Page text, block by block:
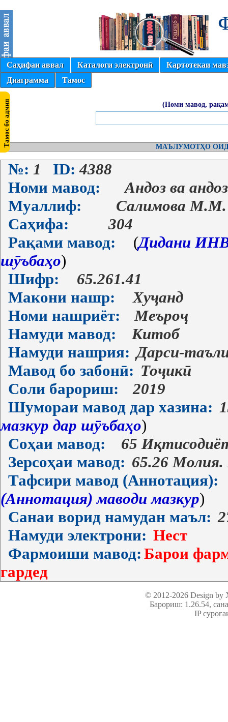
Саҳифаи аввал Каталоги электронӣ
Картотекаи
Диаграмма
Тамос
(Номи мавод,
МАЪЛУМОТҲО
№: 1 ID: 4388
Номи мавод:
Андоз ва
Муаллиф:
Салимова М.М.
Саҳифа:
304
Рақами мавод:
(Дидани
шӯъбаҳо)
Шифр:
65.261.41
Макони нашр:
Хуҷанд
Номи нашриёт:
Меъроҷ
Намуди мавод:
Китоб
Намуди нашрия: Дарси-
Мавод бо забонӣ: Тоҷикӣ
Соли барориш:
2019
Шумораи мавод дар хазина:
мазкур дар шӯъбаҳо)
Соҳаи мавод:
65
Зерсоҳаи мавод: 65.26 Молия.
Тафсири мавод (Аннотация):
(Аннотация) маводи мазкур)
Санаи ворид намудан маъл:
Намуди электрони: Нест
Фармоиши мавод: Барои
гардед
© 2012-2026 Design
Барориш: 1.26.54,
IP